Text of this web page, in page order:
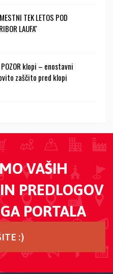
TEK LETOS POD
LAUFA''
klopi – enostavni
zaščito pred klopi
VAŠIH
PREDLOGOV
PORTALA
:)